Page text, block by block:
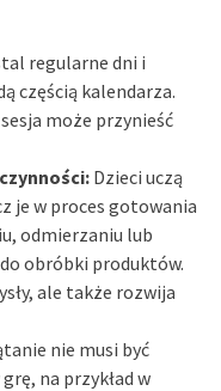
regularne dni i
częścią kalendarza.
może przynieść
Dzieci uczą
je w proces gotowania
odmierzaniu lub
obróbki produktów.
ale także rozwija
nie musi być
na przykład w